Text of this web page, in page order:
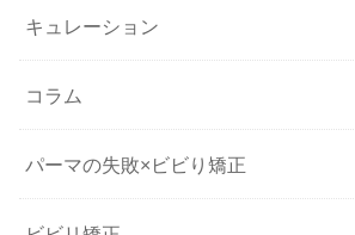
キュレーション
コラム
パーマの失敗×ビビり矯正